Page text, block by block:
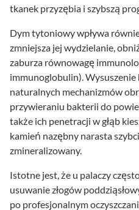
tkanek przyzębia i szybszą
Dym tytoniowy wpływa
zmniejsza jej wydzielanie,
zaburza równowagę
immunoglobulin).
naturalnych mechanizmów
przywieraniu bakterii do
także ich penetracji w głąb
kamień nazębny narasta
zmineralizowany.
Istotne jest, że u palaczy
usuwanie złogów
po profesjonalnym